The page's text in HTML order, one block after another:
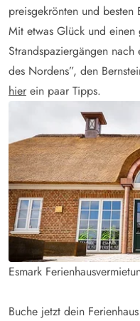
preisgekrönten und besten
Mit etwas Glück und
Strandspaziergängen
des Nordens”, den
hier ein paar Tipps.
Esmark
Buche jetzt dein